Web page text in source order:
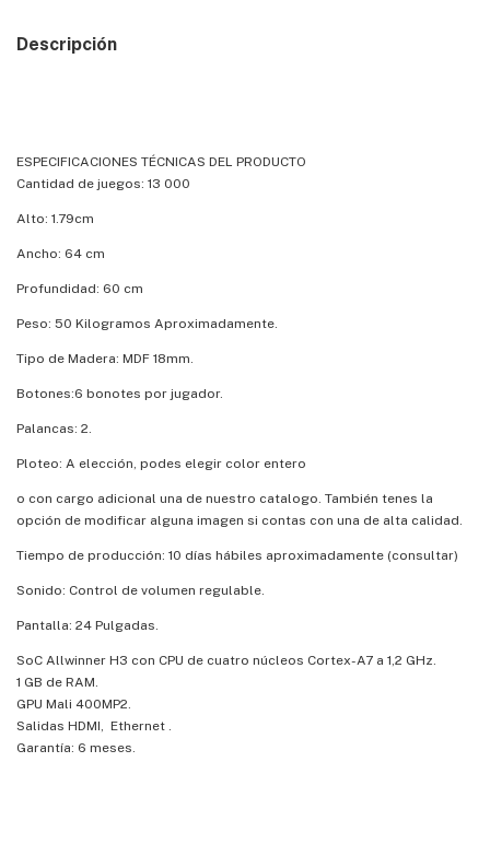
Descripción
ESPECIFICACIONES TÉCNICAS DEL PRODUCTO
Cantidad de juegos: 13 000
Alto: 1.79cm
Ancho: 64 cm
Profundidad: 60 cm
Peso: 50 Kilogramos Aproximadamente.
Tipo de Madera: MDF 18mm.
Botones:6 bonotes por jugador.
Palancas: 2.
Ploteo: A elección, podes elegir color entero
o con cargo adicional una de nuestro catalogo. También tenes la
opción de modificar alguna imagen si contas con una de alta calidad.
Tiempo de producción: 10 días hábiles aproximadamente (consultar)
Sonido: Control de volumen regulable.
Pantalla: 24 Pulgadas.
SoC Allwinner H3 con CPU de cuatro núcleos Cortex-A7 a 1,2 GHz.
1 GB de RAM.
GPU Mali 400MP2.
Salidas HDMI, Ethernet .
Garantía: 6 meses.